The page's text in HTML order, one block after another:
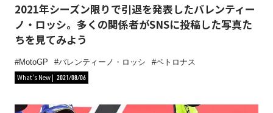
2021年シーズン限りで引退を発表したバレンティー
ノ・ロッシ。多くの関係者がSNSに投稿した写真た
ちを見てみよう
MotoGP バレンティーノ・ロッシ
ペトロナス
What's New
2021/08/06